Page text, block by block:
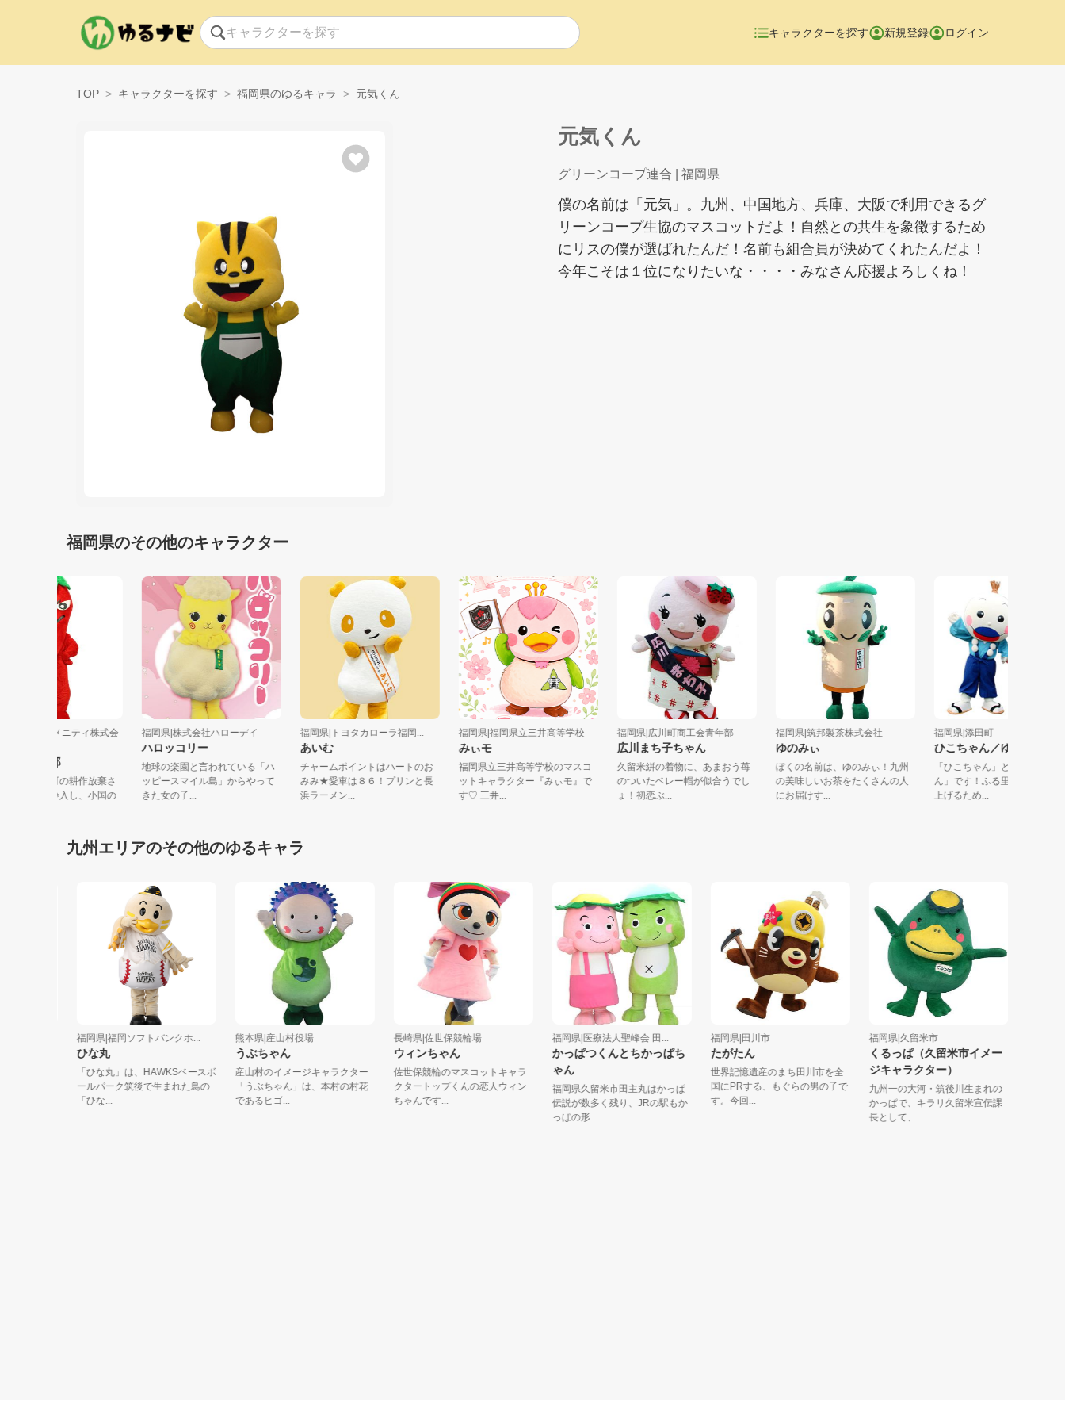
キャラクターを探す 新規登録 ログイン
TOP キャラクターを探す 福岡県のゆるキャラ 元気くん
元気くん
グリーンコープ連合 | 福岡県
僕の名前は「元気」。九州、中国地方、兵庫、大阪で利用できるグ
リーンコープ生協のマスコットだよ！自然との共生を象徴するため
にリスの僕が選ばれたんだ！名前も組合員が決めてくれたんだよ！
今年こそは１位になりたいな・・・・みなさん応援よろしくね！
福岡県のその他のキャラクター
福岡県|ベストアメニティ株式会
とがらし紋次郎
熊本県阿蘇小国町の耕作放棄さ
れた農地に農業参入し、小国の
福岡県|株式会社ハローデイ
ハロッコリー
地球の楽園と言われている「ハ
ッピースマイル島」からやって
きた女の子...
福岡県|トヨタカローラ福岡...
あいむ
チャームポイントはハートのお
みみ★愛車は８６！プリンと長
浜ラーメン...
福岡県|福岡県立三井高等学校
みぃモ
福岡県立三井高等学校のマスコ
ットキャラクター『みぃモ』で
す♡ 三井...
福岡県|広川町商工会青年部
広川まち子ちゃん
久留米絣の着物に、あまおう苺
のついたベレー帽が似合うでし
ょ！初恋ぶ...
福岡県|筑邦製茶株式会社
ゆのみぃ
ぼくの名前は、ゆのみぃ！九州
の美味しいお茶をたくさんの人
にお届けす...
福岡県|添田町
ひこちゃん／ゆずちゃ
「ひこちゃん」と「ゆず
ん」です！ふる里 添田町
上げるため...
九州エリアのその他のゆるキャラ
福岡県|福岡ソフトバンクホ...
ひな丸
「ひな丸」は、HAWKSベースボ
ールパーク筑後で生まれた鳥の
「ひな...
熊本県|産山村役場
うぶちゃん
産山村のイメージキャラクター
「うぶちゃん」は、本村の村花
であるヒゴ...
長崎県|佐世保競輪場
ウィンちゃん
佐世保競輪のマスコットキャラ
クタートップくんの恋人ウィン
ちゃんです...
福岡県|医療法人聖峰会 田...
かっぱつくんとちかっぱち
ゃん
福岡県久留米市田主丸はかっぱ
伝説が数多く残り、JRの駅もか
っぱの形...
福岡県|田川市
たがたん
世界記憶遺産のまち田川市を全
国にPRする、もぐらの男の子で
す。今回...
福岡県|久留米市
くるっぱ（久留米市イメー
ジキャラクター）
九州一の大河・筑後川生まれの
かっぱで、キラリ久留米宣伝課
長として、...